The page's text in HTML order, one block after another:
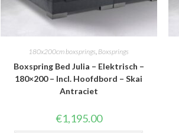
180x200cm boxsprings, Boxsprings
Boxspring Bed Julia – Elektrisch –
180×200 – Incl. Hoofdbord – Skai
Antraciet
€1,195.00